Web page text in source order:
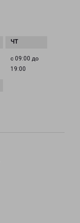
с 09:00 до
19:00